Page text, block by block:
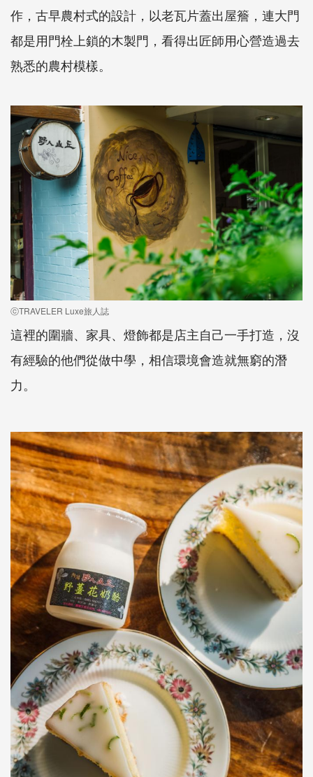
作，古早農村式的設計，以老瓦片蓋出屋簷，連大門
都是用門栓上鎖的木製門，看得出匠師用心營造過去
熟悉的農村模樣。
ⓒTRAVELER Luxe旅人誌
這裡的圍牆、家具、燈飾都是店主自己一手打造，沒
有經驗的他們從做中學，相信環境會造就無窮的潛
力。